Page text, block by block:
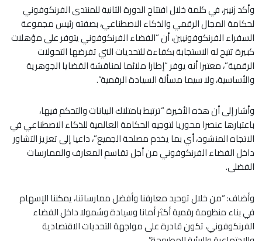
وأكد زنيبر، في كلمة خلال افتتاح الدورة الثانية للمنتدى الفرنكوفوني
لحكامة المجال الرقمي والذكاء الاصطناعي، بصفته رئيس مجموعة
السفراء الفرنكوفونيين، أن “الفضاء الفرنكوفوني يتوفر على مؤهلات
كبيرة تتيح له الاستجابة بكفاءة للتحديات التي تفرضها التحولات
الرقمية”، معتبرا أنه يوفر “إطارا ملائما لمناقشة القضايا الجوهرية
والأساسية، ولا سيما مسألة السيادة الرقمية”.
وأشار إلى أن هذه الأخيرة “ترتبط بامتلاك البيانات والتحكم فيها،
باعتبارها عنصرا محوريا لتوجيه الحكامة العالمية للذكاء الاصطناعي في
الاتجاه المنشود، أي بما يخدم مصلحة الجميع”، داعيا إلى تعزيز التشاور
داخل الفضاء الفرنكوفوني من أجل تقاسم المعارف والممارسات
الفضلى.
وأضاف: “من خلال توحيد معارفنا وأفضل ممارساتنا، يمكننا الإسهام
في بناء منظومة رقمية أكثر أمانا وسيادة وشمولا داخل الفضاء
الفرنكوفوني، تكون قادرة على مواجهة التحديات الاقتصادية